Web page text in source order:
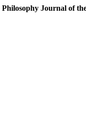
Philosophy Journal of